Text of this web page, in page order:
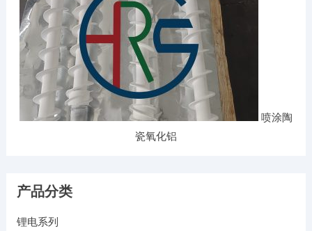
喷涂陶
瓷氧化铝
产品分类
锂电系列